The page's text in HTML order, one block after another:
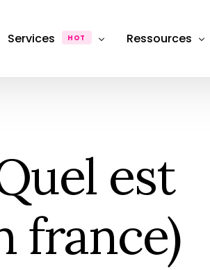
& Consulting
Services HOT
Retouche & Post-production
Product &#038; image retouching
Photography studio rental
Shooting photo
Photographie &#038; Studio
Ressources
Photographie
est
france)